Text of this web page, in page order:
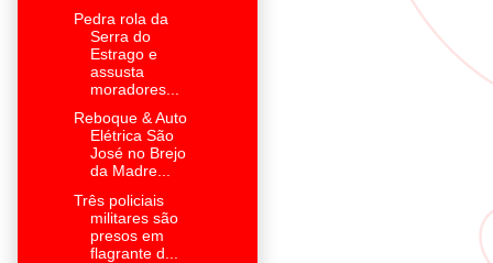
Pedra rola da
Serra do
Estrago e
assusta
moradores...
Reboque & Auto
Elétrica São
José no Brejo
da Madre...
Três policiais
militares são
presos em
flagrante d...